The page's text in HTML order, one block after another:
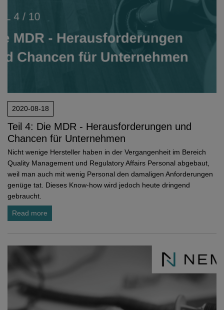
2020-08-18
Teil 4: Die MDR - Herausforderungen und
Chancen für Unternehmen
Nicht wenige Hersteller haben in der Vergangenheit im Bereich
Quality Management und Regulatory Affairs Personal abgebaut,
weil man auch mit wenig Personal den damaligen Anforderungen
genüge tat. Dieses Know-how wird jedoch heute dringend
gebraucht.
Read more